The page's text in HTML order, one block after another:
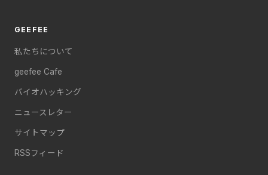
GEEFEE
私たちについて
geefee Cafe
バイオハッキング
ニュースレター
サイトマップ
RSSフィード